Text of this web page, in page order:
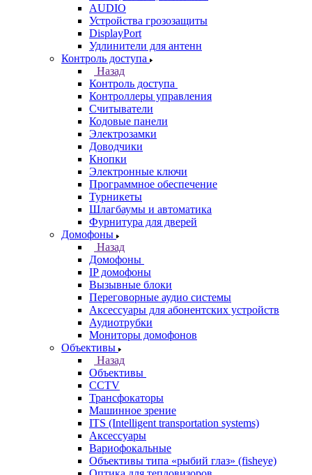
AUDIO
Устройства грозозащиты
DisplayPort
Удлинители для антенн
Контроль доступа
Назад
Контроль доступа
Контроллеры управления
Считыватели
Кодовые панели
Электрозамки
Доводчики
Кнопки
Электронные ключи
Программное обеспечение
Турникеты
Шлагбаумы и автоматика
Фурнитура для дверей
Домофоны
Назад
Домофоны
IP домофоны
Вызывные блоки
Переговорные аудио системы
Аксессуары для абонентских устройств
Аудиотрубки
Мониторы домофонов
Объективы
Назад
Объективы
CCTV
Трансфокаторы
Машинное зрение
ITS (Intelligent transportation systems)
Аксессуары
Вариофокальные
Объективы типа «рыбий глаз» (fisheye)